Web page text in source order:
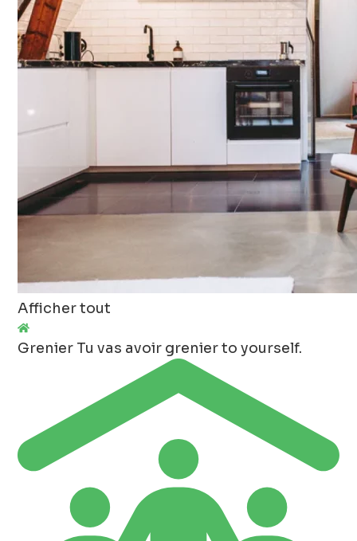
Afficher tout
Grenier Tu vas avoir grenier to yourself.